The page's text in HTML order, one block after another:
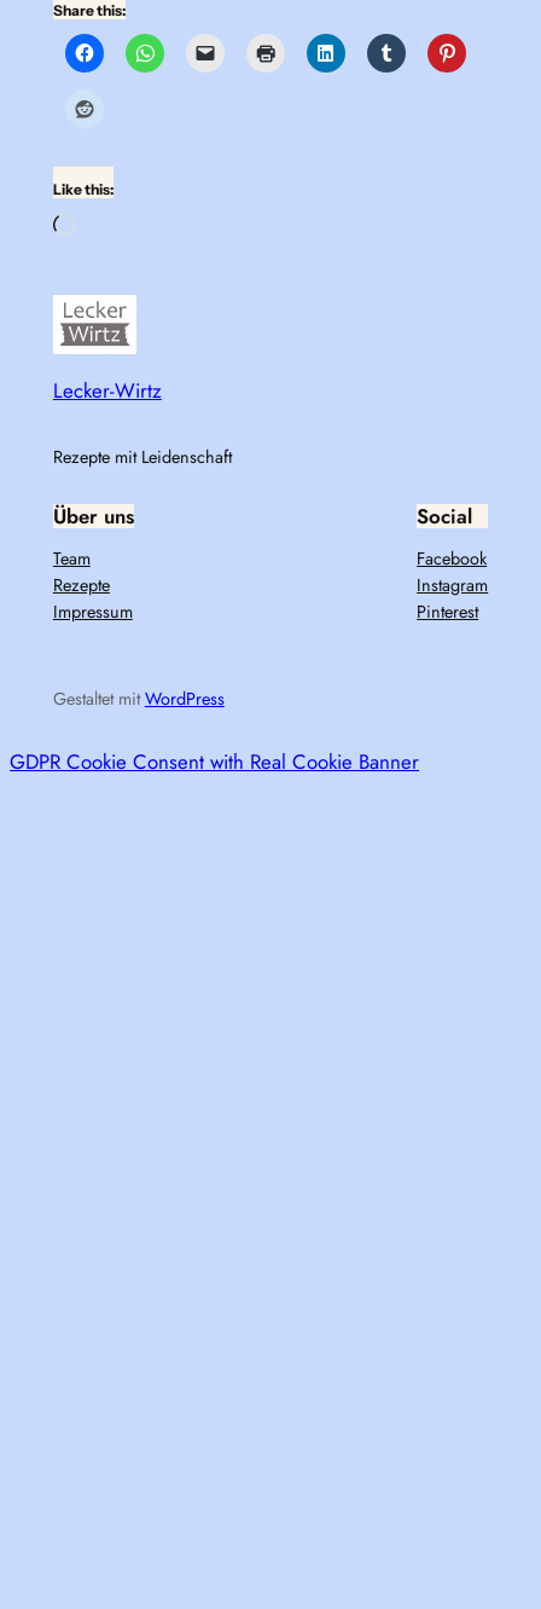
Share this:
Like this:
Loading…
Lecker-Wirtz
Rezepte mit Leidenschaft
Über uns
Team
Rezepte
Impressum
Social
Facebook
Instagram
Pinterest
Gestaltet mitWordPress
GDPR Cookie Consent with Real Cookie Banner